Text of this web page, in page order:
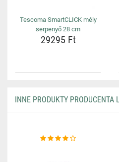
Tescoma SmartCLICK mély
serpenyő 28 cm
29295 Ft
INNE PRODUKTY PRODUCENTA